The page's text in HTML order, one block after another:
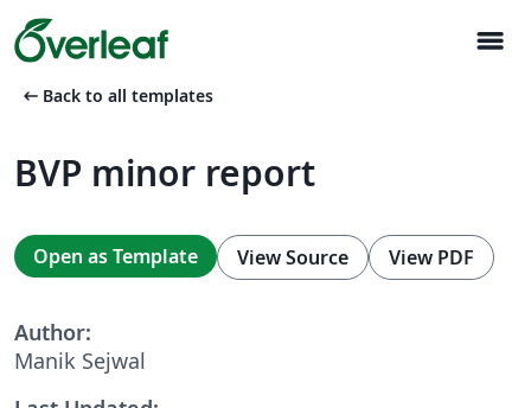
menu
arrow_left_alt Back to all templates
BVP minor report
Open as Template View Source View PDF
Author:
Manik Sejwal